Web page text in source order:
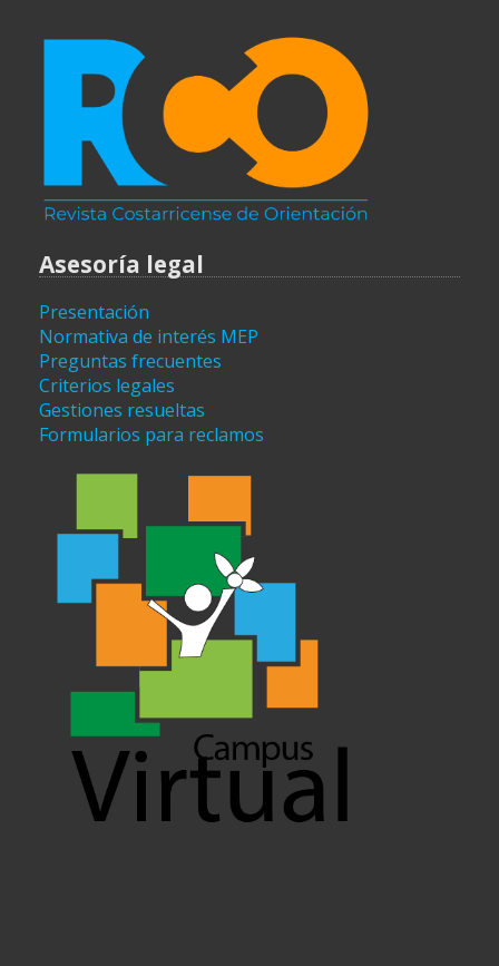
Asesoría legal
Presentación
Normativa de interés MEP
Preguntas frecuentes
Criterios legales
Gestiones resueltas
Formularios para reclamos